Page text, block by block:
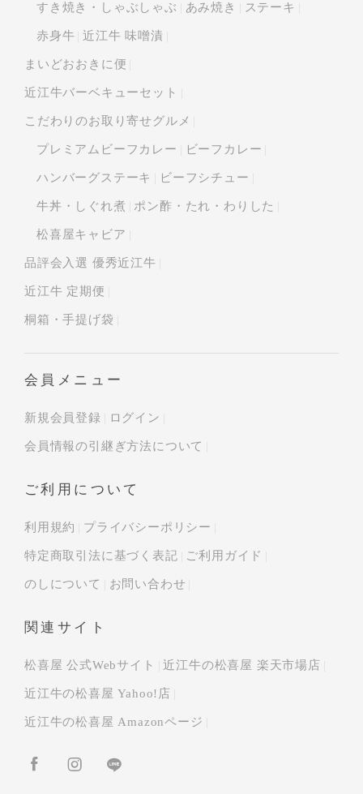
すき焼き・しゃぶしゃぶ あみ焼き ステーキ
赤身牛 近江牛 味噌漬
まいどおおきに便
近江牛バーベキューセット
こだわりのお取り寄せグルメ
プレミアムビーフカレー ビーフカレー
ハンバーグステーキ ビーフシチュー
牛丼・しぐれ煮 ポン酢・たれ・わりした
松喜屋キャビア
品評会入選 優秀近江牛
近江牛 定期便
桐箱・手提げ袋
会員メニュー
新規会員登録 ログイン
会員情報の引継ぎ方法について
ご利用について
利用規約 プライバシーポリシー
特定商取引法に基づく表記 ご利用ガイド
のしについて お問い合わせ
関連サイト
松喜屋 公式Webサイト 近江牛の松喜屋 楽天市場店
近江牛の松喜屋 Yahoo!店
近江牛の松喜屋 Amazonページ